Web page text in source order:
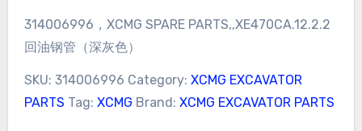
314006996，XCMG SPARE PARTS,,XE470CA.12.2.2
回油钢管（深灰色）
SKU: 314006996 Category: XCMG EXCAVATOR
PARTS Tag: XCMG Brand: XCMG EXCAVATOR PARTS